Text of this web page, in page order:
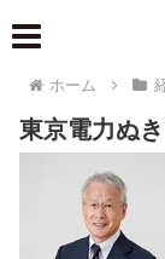
ホーム
東京電力ぬ